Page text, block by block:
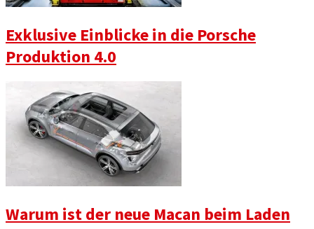
Exklusive Einblicke in die Porsche
Produktion 4.0
Warum ist der neue Macan beim Laden